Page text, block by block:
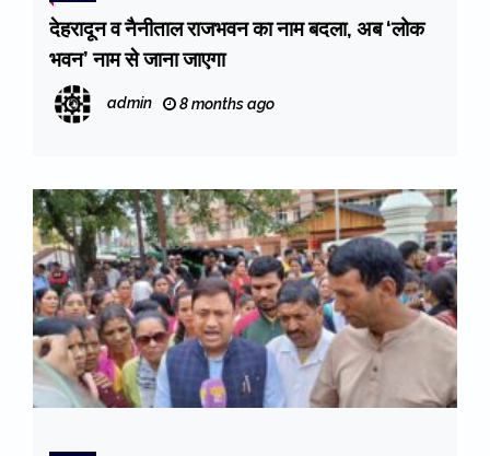
देहरादून व नैनीताल राजभवन का नाम बदला, अब ‘लोक
भवन’ नाम से जाना जाएगा
admin 8 months ago